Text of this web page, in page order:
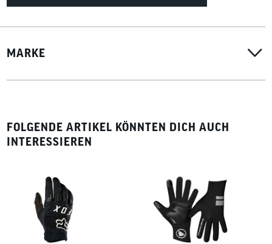
MARKE
FOLGENDE ARTIKEL KÖNNTEN DICH AUCH
INTERESSIEREN